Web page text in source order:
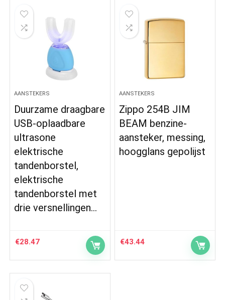
AANSTEKERS
Duurzame draagbare
USB-oplaadbare
ultrasone
elektrische
tandenborstel,
elektrische
tandenborstel met
drie versnellingen…
€28.47
AANSTEKERS
Zippo 254B JIM
BEAM benzine-
aansteker, messing,
hoogglans gepolijst
€43.44